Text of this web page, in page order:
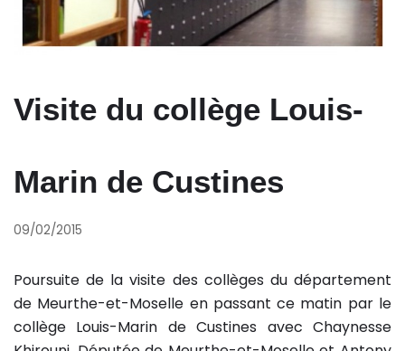
Visite du collège Louis-
Marin de Custines
09/02/2015
Poursuite de la visite des collèges du département
de Meurthe-et-Moselle en passant ce matin par le
collège Louis-Marin de Custines avec Chaynesse